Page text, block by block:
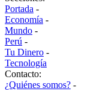
Portada -
Economía -
Mundo -
Perú -
Tu Dinero -
Tecnología
Contacto:
¿Quiénes somos? -